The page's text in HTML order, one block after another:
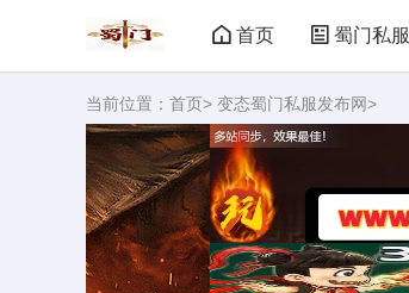
首页 蜀门私服
当前位置： 首页> 变态蜀门私服发布网>